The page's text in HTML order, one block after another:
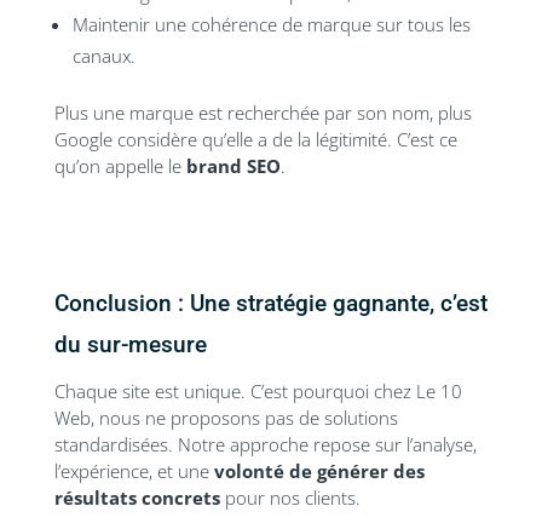
Maintenir une cohérence de marque sur tous les
canaux.
Plus une marque est recherchée par son nom, plus
Google considère qu’elle a de la légitimité. C’est ce
qu’on appelle le brand SEO.
Conclusion : Une stratégie gagnante, c’est
du sur-mesure
Chaque site est unique. C’est pourquoi chez Le 10
Web, nous ne proposons pas de solutions
standardisées. Notre approche repose sur l’analyse,
l’expérience, et une volonté de générer des
résultats concretspour nos clients.